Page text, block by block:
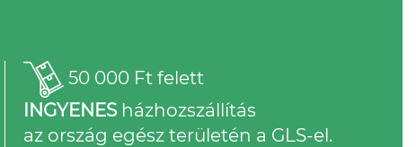
50 000 Ft felett
INGYENESházhozszállítás
az ország egész területén a GLS-el.